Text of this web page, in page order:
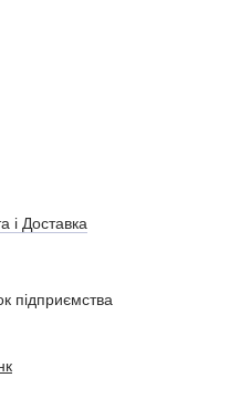
і Доставка
підприємства